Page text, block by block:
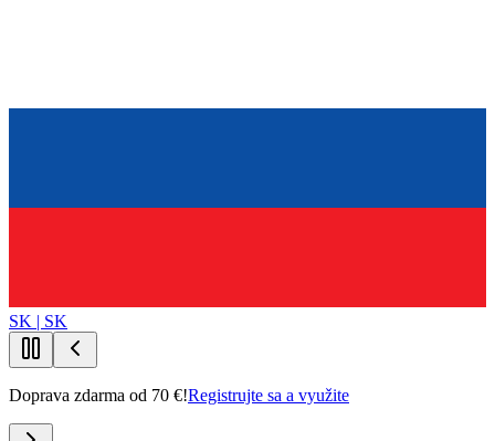
SK | SK
Doprava zdarma od 70 €!Registrujte sa a využite